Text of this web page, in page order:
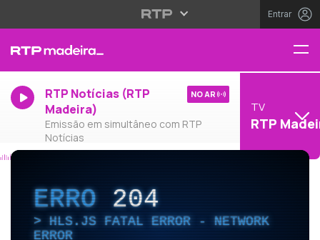
Entrar
RTP Notícias (RTP
Madeira)
Emissão em simultâneo com RTP
Notícias
NO AR
TV
RTP
ERRO204
HLS.JS FATAL ERROR - NETWORK
ERROR